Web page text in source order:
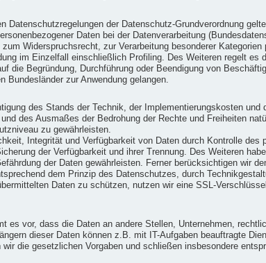
Datenschutzregelungen der Datenschutz-Grundverordnung
Daten bei der Datenverarbeitung
Widerspruchsrecht, zur Verarbeitung besonderer
im Einzelfall einschließlich Profiling. Des Weiteren regelt es
die Begründung, Durchführung oder Beendigung von
Bundesländer zur Anwendung gelangen.
des Stands der Technik, der Implementierungskosten
des Ausmaßes der Bedrohung der Rechte und Freiheiten
zu gewährleisten.
Integrität und Verfügbarkeit von Daten durch Kontrolle
der Verfügbarkeit und ihrer Trennung. Des Weiteren
der Daten gewährleisten. Ferner berücksichtigen wir
dem Prinzip des Datenschutzes, durch
Daten zu schützen, nutzen wir eine SSL-
es vor, dass die Daten an andere Stellen, Unternehmen,
dieser Daten können z.B. mit IT-Aufgaben beauftragte
die gesetzlichen Vorgaben und schließen insbesondere